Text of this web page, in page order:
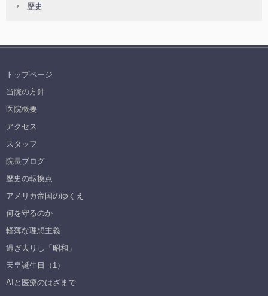
歴史
トップページ
当院の方針
医院概要
アクセス
スタッフ
院長ブログ
歴史の転換点
アメリカ帝国のゆくえ
何を守るのか
軽薄な理想主義
過ぎ去りし「昭和」
天皇誕生日（1）
AIと医療のはざまで